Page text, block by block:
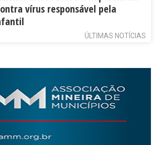
vírus responsável pela
ÚLTIMAS NOTÍCIAS